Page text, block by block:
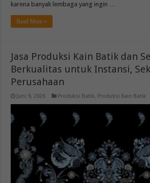
karena banyak lembaga yang ingin …
Read More »
Jasa Produksi Kain Batik dan
Berkualitas untuk Instansi,
Perusahaan
Juni 9, 2026 Produksi Batik, Produksi Kain Batik